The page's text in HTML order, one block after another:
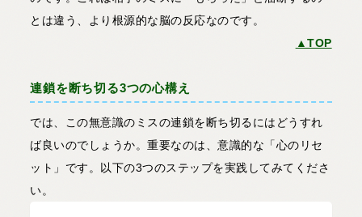
とは違う、より根源的な脳の反応なのです。
▲TOP
連鎖を断ち切る3つの心構え
では、この無意識のミスの連鎖を断ち切るにはどうすれ
ば良いのでしょうか。重要なのは、意識的な「心のリセ
ット」です。以下の3つのステップを実践してみてくださ
い。